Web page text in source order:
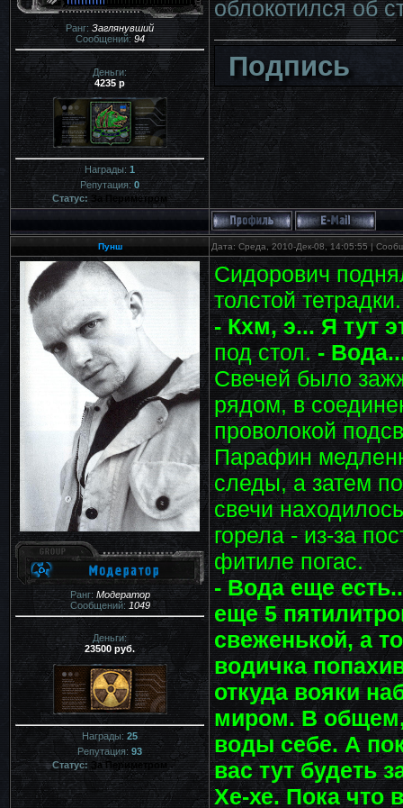
Ранг: Заглянувший
Сообщений:94
Деньги:
4235 р
Награды: 1
Репутация:0
Статус: За Периметром
облокотился об
Подпись
Пунш Дата: Среда, 2010-Дек-08, 14:05:55 |
Ранг: Модератор
Сообщений:1049
Деньги:
23500 руб.
Награды: 25
Репутация: 93
Статус: За Периметром
Сидорович
толстой тетрадки.
- Кхм, э... Я тут
под стол.-
Свечей было
рядом, в
проволокой
Парафин
следы, а затем
свечи
горела - из-за
фитиле погас.
- Вода еще
еще 5
свеженькой, а
водичка
откуда вояки
миром. В общем,
воды себе. А
вас тут будеть
Хе-хе. Пока что